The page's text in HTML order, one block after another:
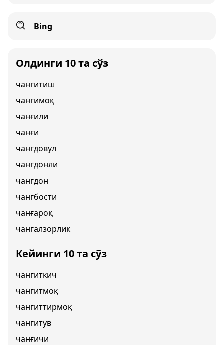
Bing
Олдинги 10 та сўз
чангитиш
чангимоқ
чанғили
чанғи
чангдовул
чангдонли
чангдон
чангбости
чанғароқ
чангалзорлик
Кейинги 10 та сўз
чангиткич
чангитмоқ
чангиттирмоқ
чангитув
чанғичи